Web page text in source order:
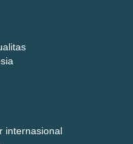
internasional